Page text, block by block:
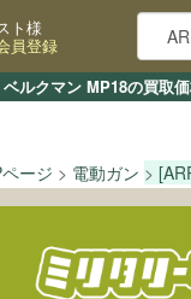
ルクマン MP18の買取
ト様
員登録
ージ 電動ガン